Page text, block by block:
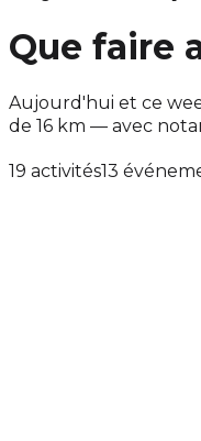
Que faire
Aujourd'hui et ce
de 16 km — avec
19 activités13